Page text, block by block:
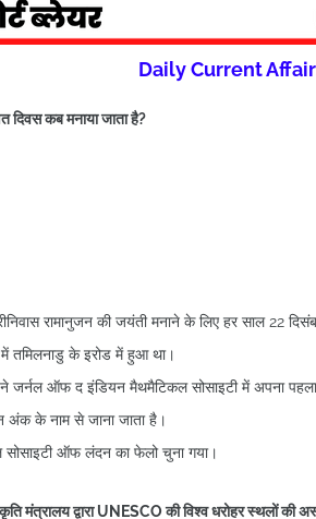
Daily Current
दिवस कब मनाया जाता है?
रामानुजन की जयंती मनाने के लिए हर साल 22
तमिलनाडु के इरोड में हुआ था।
जर्नल ऑफ द इंडियन मैथमैटिकल सोसाइटी में अपना
अंक के नाम से जाना जाता है।
सोसाइटी ऑफ लंदन का फेलो चुना गया।
मंत्रालय द्वारा UNESCO की विश्व धरोहर स्थलों की